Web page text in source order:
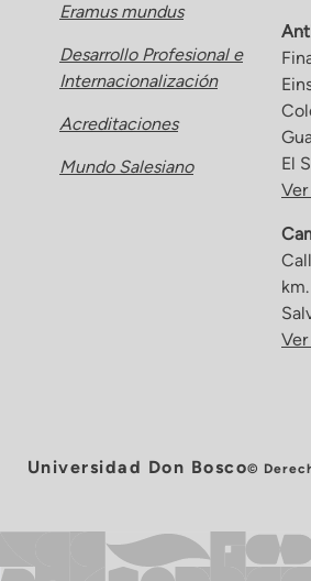
Eramus mundus
Desarrollo Profesional e
Internacionalización
Acreditaciones
Mundo Salesiano
El
Universidad Don Bosco©